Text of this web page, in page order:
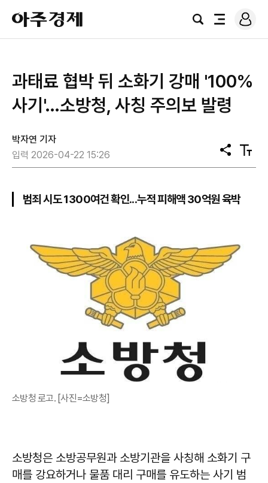
아
주
경
검
전
로
그
과태료 협박 뒤 소화기 강매 '100%
사기'…소방청, 사칭 주의보 발령
박자연 기자
입력 2026-04-22 15:26
공
유
텍
스
범죄 시도 1300여건 확인...누적 피해액 30억원 육박
소방청 로고. [사진=소방청]
소방청은 소방공무원과 소방기관을 사칭해 소화기 구
매를 강요하거나 물품 대리 구매를 유도하는 사기 범